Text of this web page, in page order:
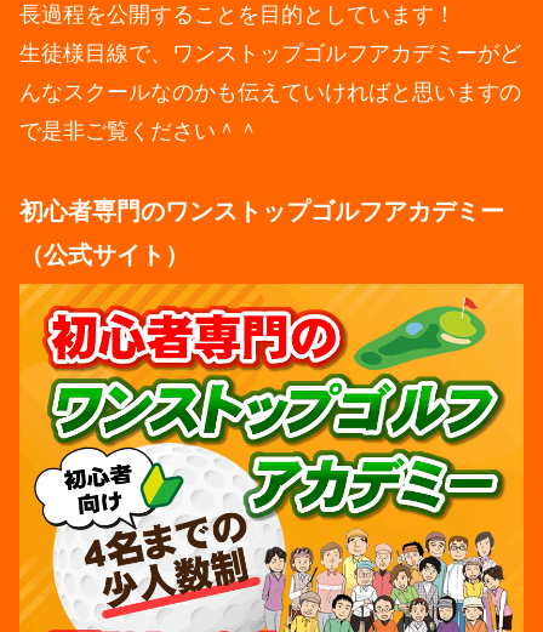
長過程を公開することを目的としています！
生徒様目線で、ワンストップゴルフアカデミーがど
んなスクールなのかも伝えていければと思いますの
で是非ご覧ください＾＾
初心者専門のワンストップゴルフアカデミー
（公式サイト）